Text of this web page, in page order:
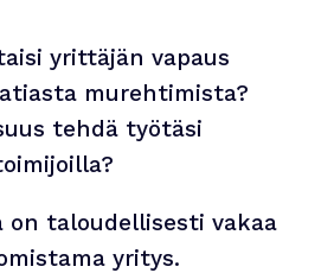
yrittäjän vapaus
murehtimista?
tehdä työtäsi
on taloudellisesti vakaa
yritys.